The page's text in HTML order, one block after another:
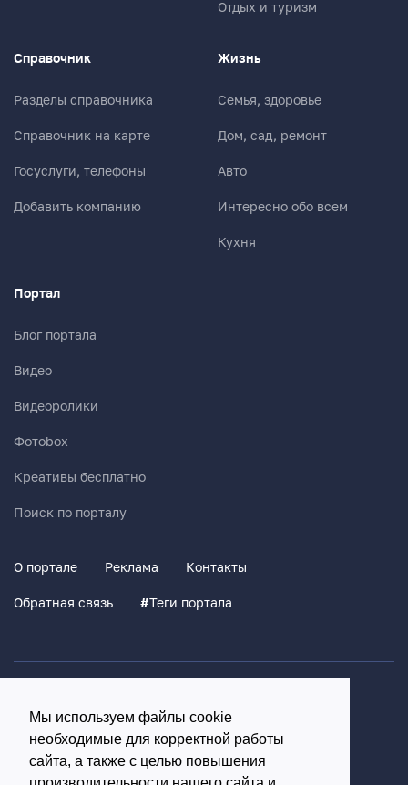
Мы используем файлы cookie
необходимые для корректной работы
сайта, а также с целью повышения
Отдых и туризм
Справочник
Разделы справочника
Справочник на карте
Госуслуги, телефоны
Добавить компанию
Жизнь
Семья, здоровье
Дом, сад, ремонт
Авто
Интересно обо всем
Кухня
Портал
Блог портала
Видео
Видеоролики
Фотоbox
Креативы бесплатно
Поиск по порталу
О портале Реклама Контакты
Обратная связь #Теги портала
Согласие на обработку персональных данных